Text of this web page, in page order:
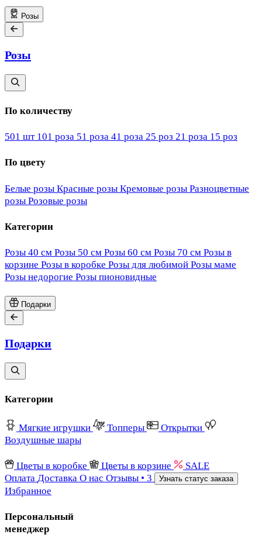
Розы
Розы
По количеству
501 шт 101 роза 51 роза 41 роза 25 роз 21 роза 15 роз
По цвету
Белые розы Красные розы Кремовые розы Разноцветные
розы Розовые розы
Категории
Розы 40 см Розы 50 см Розы 60 см Розы 70 см Розы в
корзине Розы в коробке Розы для любимой Розы маме
Розы недорогие Розы пионовидные
Подарки
Подарки
Категории
Мягкие игрушки Топперы
Открытки
Воздушные шары
Цветы в коробке Цветы в корзине
SALE
Оплата Доставка О нас Отзывы • 3 Узнать статус заказа
Избранное
Персональный
менеджер